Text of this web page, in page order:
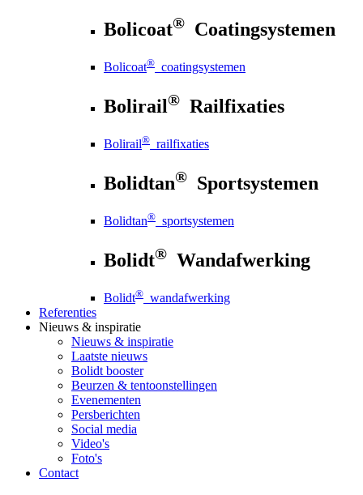
Bolicoat® Coatingsystemen
Bolicoat® coatingsystemen
Bolirail® Railfixaties
Bolirail® railfixaties
Bolidtan® Sportsystemen
Bolidtan® sportsystemen
Bolidt® Wandafwerking
Bolidt® wandafwerking
Referenties
Nieuws & inspiratie
Nieuws & inspiratie
Laatste nieuws
Bolidt booster
Beurzen & tentoonstellingen
Evenementen
Persberichten
Social media
Video's
Foto's
Contact